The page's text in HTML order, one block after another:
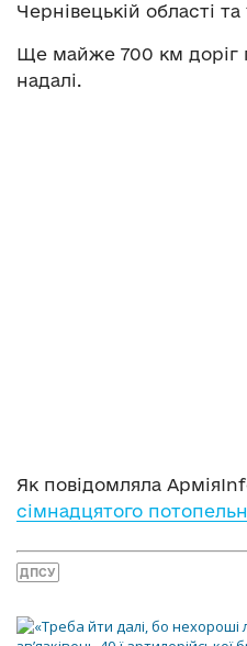
Чернівецькій області
Ще майже 700 км доріг
надалі.
Як повідомляла
сімнадцятого
ДПСУ